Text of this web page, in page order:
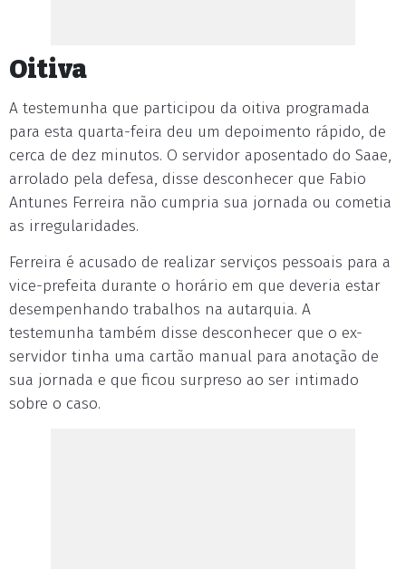
Oitiva
A testemunha que participou da oitiva programada
para esta quarta-feira deu um depoimento rápido, de
cerca de dez minutos. O servidor aposentado do Saae,
arrolado pela defesa, disse desconhecer que Fabio
Antunes Ferreira não cumpria sua jornada ou cometia
as irregularidades.
Ferreira é acusado de realizar serviços pessoais para a
vice-prefeita durante o horário em que deveria estar
desempenhando trabalhos na autarquia. A
testemunha também disse desconhecer que o ex-
servidor tinha uma cartão manual para anotação de
sua jornada e que ficou surpreso ao ser intimado
sobre o caso.